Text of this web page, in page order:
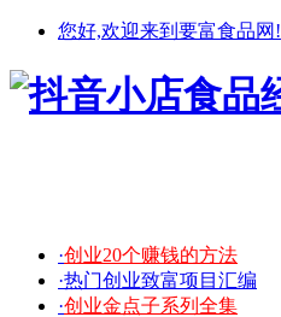
您好,欢迎来到要富食品网!
·创业20个赚钱的方法
·热门创业致富项目汇编
·创业金点子系列全集